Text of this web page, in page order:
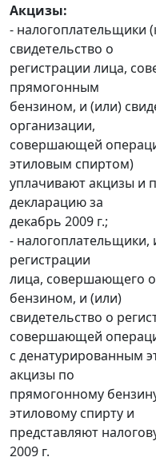
Акцизы:
-
свидетельство о
регистрации лица,
прямогонным
бензином, и (или)
организации,
совершающей
этиловым спиртом)
уплачивают акцизы и
декларацию за
декабрь 2009 г.;
-
регистрации
лица, совершающего
бензином, и (или)
свидетельство о
совершающей
с денатурированным
акцизы по
прямогонному
этиловому спирту и
представляют
2009 г.